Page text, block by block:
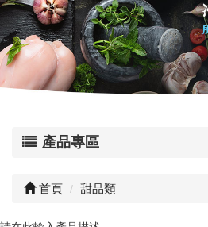
產品專區
首頁 甜品類